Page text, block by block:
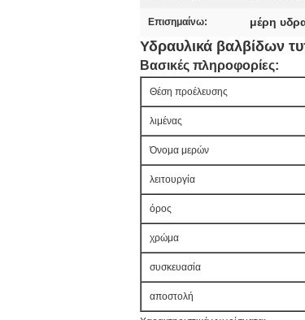
Επισημαίνω: μέρη
Υδραυλικά βαλβίδων
Βασικές πληροφορίες:
Θέση προέλευσης
λιμένας
Όνομα μερών
λειτουργία
όρος
χρώμα
συσκευασία
αποστολή